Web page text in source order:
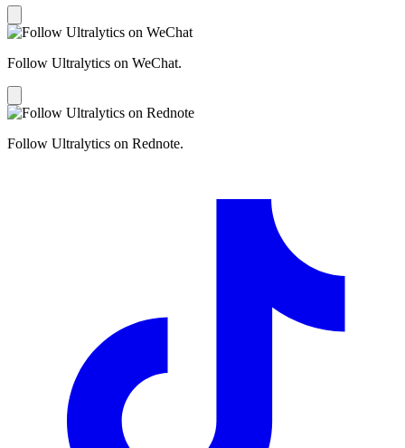
Follow Ultralytics on WeChat.
Follow Ultralytics on Rednote.